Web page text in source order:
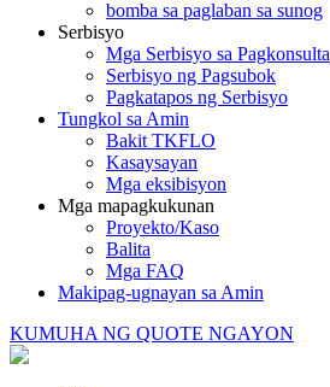
bomba sa paglaban sa sunog
Serbisyo
Mga Serbisyo sa Pagkonsulta
Serbisyo ng Pagsubok
Pagkatapos ng Serbisyo
Tungkol sa Amin
Bakit TKFLO
Kasaysayan
Mga eksibisyon
Mga mapagkukunan
Proyekto/Kaso
Balita
Mga FAQ
Makipag-ugnayan sa Amin
KUMUHA NG QUOTE NGAYON